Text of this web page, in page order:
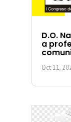
D.O.
a
Oct 11,